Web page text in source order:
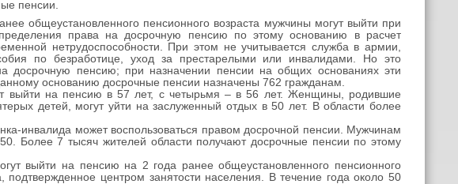
пенсии.
общеустановленного пенсионного возраста мужчины могут выйти при
права на досрочную пенсию по этому основанию в расчет
нетрудоспособности. При этом не учитывается служба в армии,
по безработице, уход за престарелыми или инвалидами. Но это
досрочную пенсию; при назначении пенсии на общих основаниях эти
основанию досрочные пенсии назначены 762 гражданам.
на пенсию в 57 лет, с четырьмя – в 56 лет. Женщины, родившие
детей, могут уйти на заслуженный отдых в 50 лет. В области более
инвалида может воспользоваться правом досрочной пенсии. Мужчинам
Более 7 тысяч жителей области получают досрочные пенсии по этому
выйти на пенсию на 2 года ранее общеустановленного пенсионного
подтвержденное центром занятости населения. В течение года около 50